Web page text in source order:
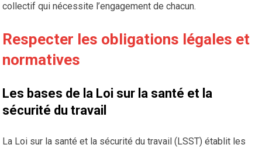
collectif qui nécessite l’engagement de chacun.
Respecter les obligations légales et
normatives
Les bases de la Loi sur la santé et la
sécurité du travail
La Loi sur la santé et la sécurité du travail (LSST) établit les